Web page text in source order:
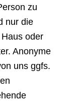
zu
nur die
oder
Anonyme
uns ggfs.